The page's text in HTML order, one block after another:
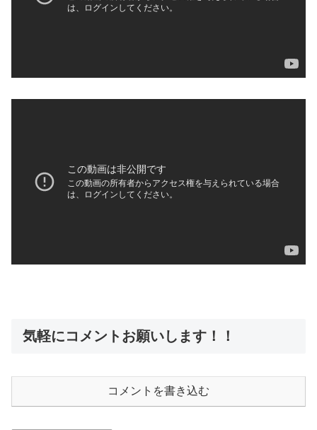
気軽にコメントお願いします！！
コメントを書き込む